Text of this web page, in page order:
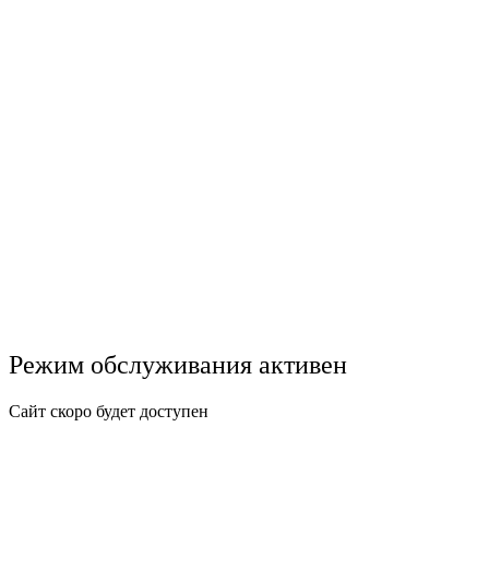
Режим обслуживания активен
Сайт скоро будет доступен